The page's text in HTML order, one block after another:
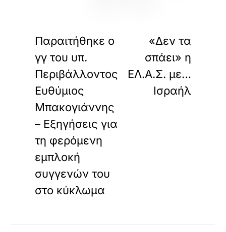
Παραιτήθηκε ο
γγ του υπ.
Περιβάλλοντος
Ευθύμιος
Μπακογιάννης
– Εξηγήσεις για
τη φερόμενη
εμπλοκή
συγγενών του
στο κύκλωμα
«Δεν τα
σπάει» η
ΕΛ.Α.Σ. με…
Ισραήλ